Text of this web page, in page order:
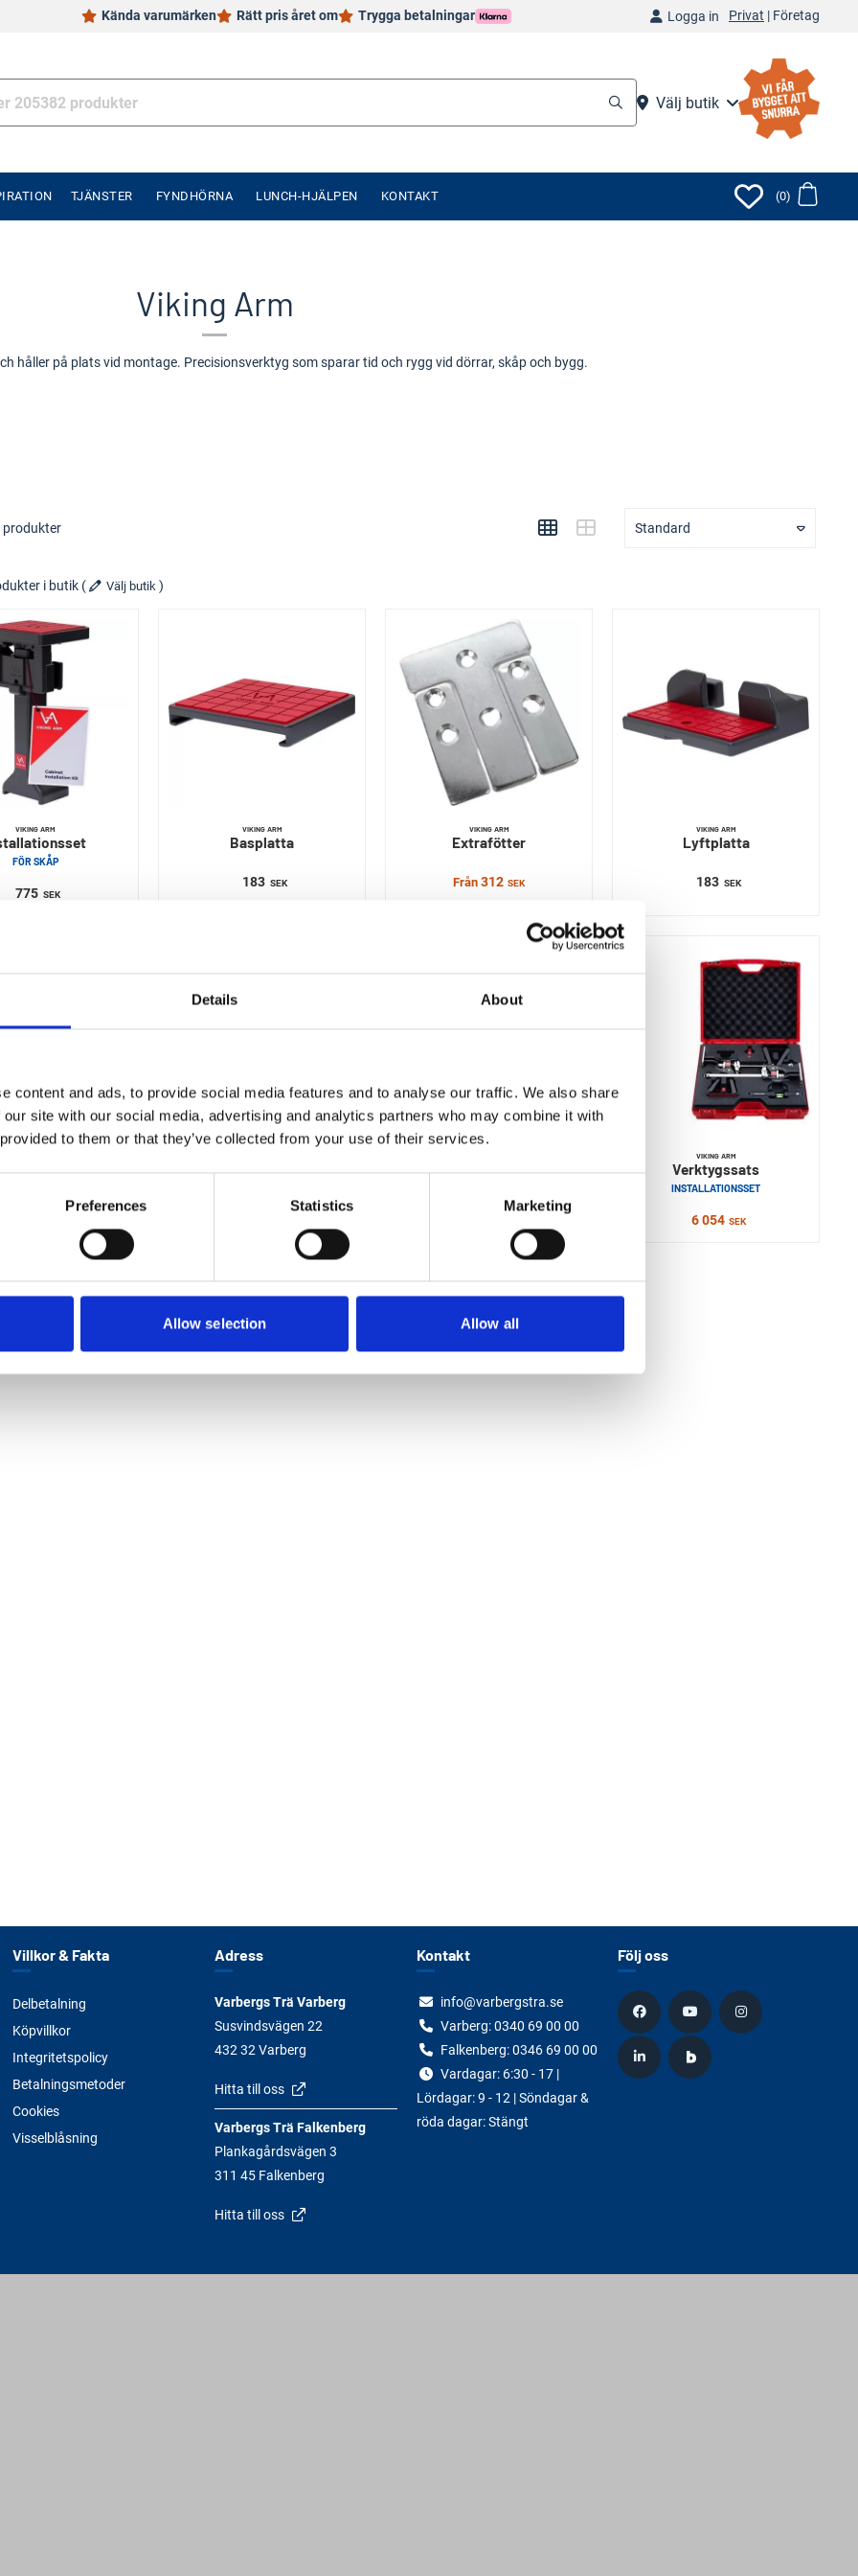
Details About
content and ads, to provide social media features and to analyse our traffic. We also share
site with our social media, advertising and analytics partners who may combine it with
to them or that they’ve collected from your use of their services.
Preferences Statistics Marketing
Allow selection Allow all
Kända varumärken Rätt pris året om Trygga betalningar Logga in Privat | Företag
Välj butik
TJÄNSTER FYNDHÖRNA LUNCH-HJÄLPEN KONTAKT (0)
Viking Arm
håller på plats vid montage. Precisionsverktyg som sparar tid och rygg vid dörrar, skåp och bygg.
produkter Standard
i butik ( Välj butik )
VIKING ARM
FÖR SKÅP
775 SEK
VIKING ARM
Basplatta
183 SEK
VIKING ARM
Extrafötter
Från 312 SEK
VIKING ARM
Lyftplatta
183 SEK
Tvingverktyg
SEK
Verktygssats
VIKING ARM
Verktygssats
INSTALLATIONSSET
6 054 SEK
Villkor & Fakta
Delbetalning
Köpvillkor
Integritetspolicy
Betalningsmetoder
Cookies
Visselblåsning
Adress
Varbergs Trä Varberg
Susvindsvägen 22
432 32 Varberg
Hitta till oss
Varbergs Trä Falkenberg
Plankagårdsvägen 3
311 45 Falkenberg
Hitta till oss
Kontakt
info@varbergstra.se
Varberg:0340 69 00 00
Falkenberg:0346 69 00 00
Vardagar: 6:30 - 17 |
Lördagar: 9 - 12 | Söndagar &
röda dagar: Stängt
Följ oss